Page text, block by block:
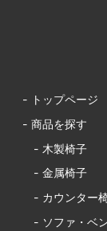
- トップページ
- 商品を探す
- 木製椅子
- 金属椅子
- カウンター
- ソファ・ベ